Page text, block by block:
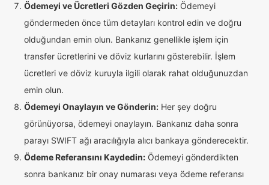
Ödemeyi ve Ücretleri Gözden Geçirin: Ödemeyi
göndermeden önce tüm detayları kontrol edin ve doğru
olduğundan emin olun. Bankanız genellikle işlem için
transfer ücretlerini ve döviz kurlarını gösterebilir. İşlem
ücretleri ve döviz kuruyla ilgili olarak rahat olduğunuzdan
emin olun.
Ödemeyi Onaylayın ve Gönderin: Her şey doğru
görünüyorsa, ödemeyi onaylayın. Bankanız daha sonra
parayı SWIFT ağı aracılığıyla alıcı bankaya gönderecektir.
Ödeme Referansını Kaydedin: Ödemeyi gönderdikten
sonra bankanız bir onay numarası veya ödeme referansı